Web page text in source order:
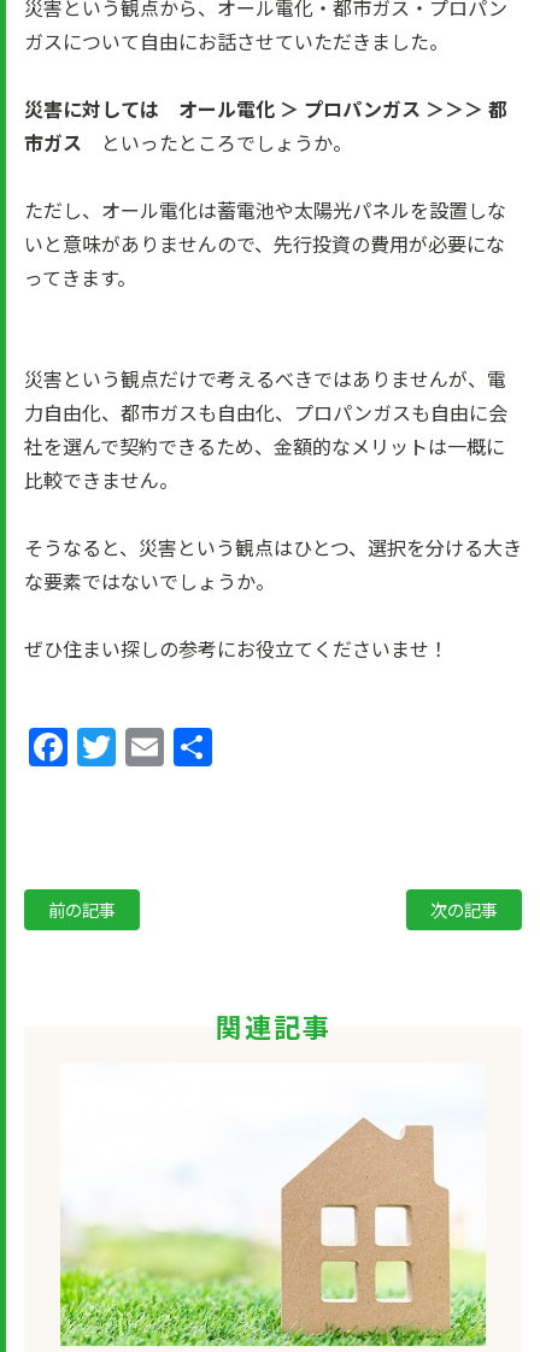
災害という観点から、オール電化・都市ガス・プロパン
ガスについて自由にお話させていただきました。
災害に対しては オール電化 ＞ プロパンガス ＞＞＞ 都
市ガス
といったところでしょうか。
ただし、オール電化は蓄電池や太陽光パネルを設置しな
いと意味がありませんので、先行投資の費用が必要にな
ってきます。
災害という観点だけで考えるべきではありませんが、電
力自由化、都市ガスも自由化、プロパンガスも自由に会
社を選んで契約できるため、金額的なメリットは一概に
比較できません。
そうなると、災害という観点はひとつ、選択を分ける大き
な要素ではないでしょうか。
ぜひ住まい探しの参考にお役立てくださいませ！
Facebook
Twitter
Email
前の記事 次の記事
関連記事